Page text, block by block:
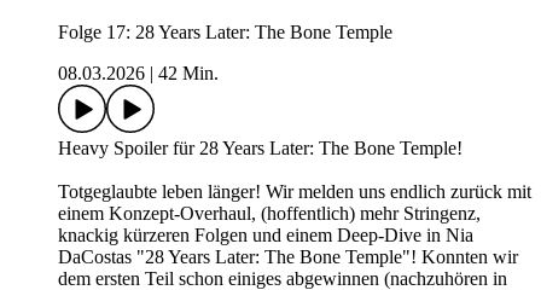
Folge 17: 28 Years Later: The Bone Temple
08.03.2026
42 Min.
Heavy Spoiler für 28 Years Later: The Bone Temple!
Totgeglaubte leben länger! Wir melden uns endlich zurück mit
einem Konzept-Overhaul, (hoffentlich) mehr Stringenz,
knackig kürzeren Folgen und einem Deep-Dive in Nia
DaCostas "28 Years Later: The Bone Temple"! Konnten wir
dem ersten Teil schon einiges abgewinnen (nachzuhören in